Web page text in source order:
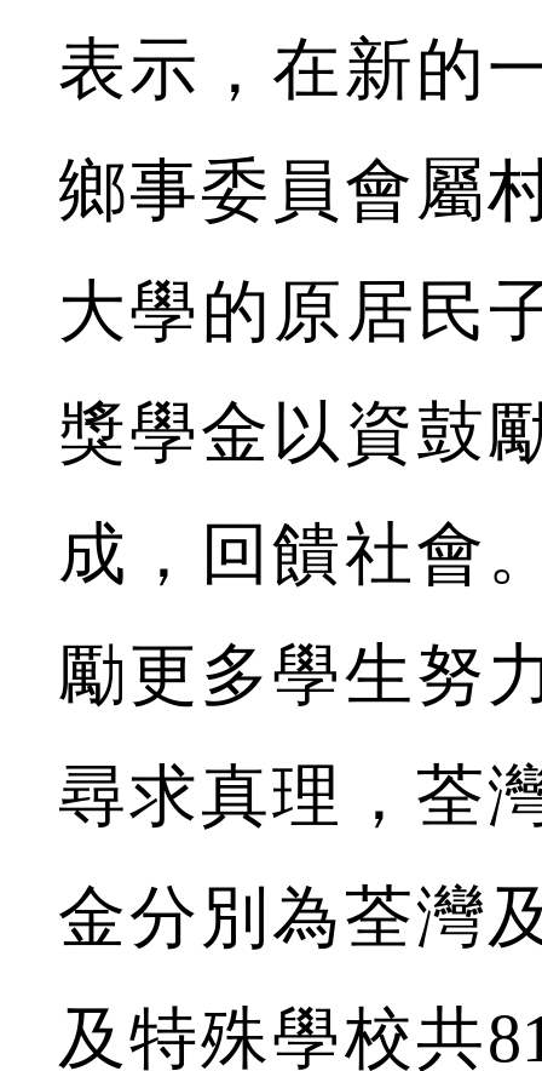
表示，在新的
鄉事委員會屬
大學的原居民
獎學金以資鼓
成，回饋社會
勵更多學生努
尋求真理，荃
金分別為荃灣
及特殊學校共